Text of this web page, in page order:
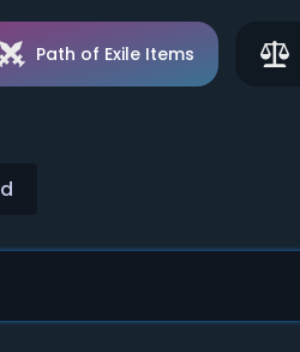
Path of Exile Items